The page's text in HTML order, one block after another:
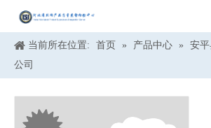
当前所在位置: 首页 » 产品中心 »
安
公司